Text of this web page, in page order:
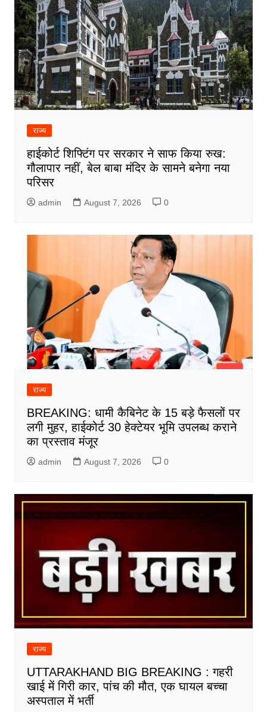
राज्य
हाईकोर्ट शिफ्टिंग पर सरकार ने साफ किया रुख:
गौलापार नहीं, बेल बाबा मंदिर के सामने बनेगा नया
परिसर
admin August 7, 2026 0
राज्य
BREAKING: धामी कैबिनेट के 15 बड़े फैसलों पर
लगी मुहर, हाईकोर्ट 30 हेक्टेयर भूमि उपलब्ध कराने
का प्रस्ताव मंजूर
admin August 7, 2026 0
राज्य
UTTARAKHAND BIG BREAKING : गहरी
खाई में गिरी कार, पांच की मौत, एक घायल बच्चा
अस्पताल में भर्ती